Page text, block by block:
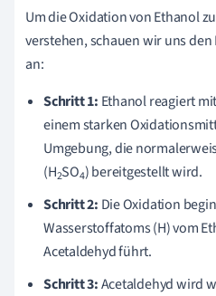
Um die Oxidation von Ethanol
verstehen, schauen wir uns
an:
Schritt 1: Ethanol reagiert
einem starken
Umgebung, die
(H2SO4) bereitgestellt wird.
Schritt 2: Die Oxidation
Wasserstoffatoms (H) vom
Acetaldehyd führt.
Schritt 3:Acetaldehyd wird